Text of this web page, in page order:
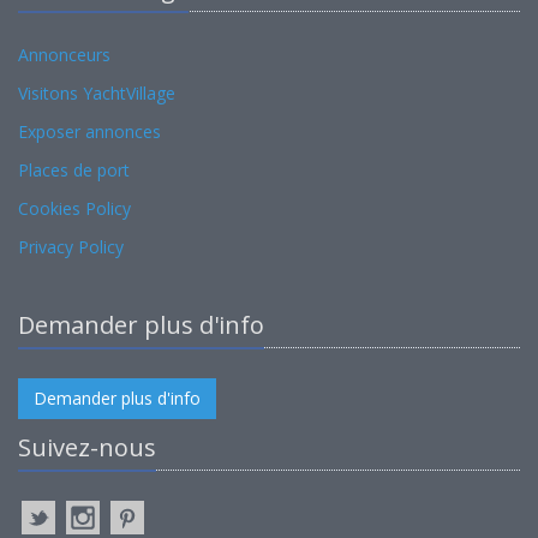
Annonceurs
Visitons YachtVillage
Exposer annonces
Places de port
Cookies Policy
Privacy Policy
Demander plus d'info
Demander plus d'info
Suivez-nous